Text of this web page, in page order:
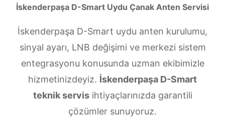
İskenderpaşa D-Smart Uydu Çanak Anten Servisi
İskenderpaşa D-Smart uydu anten kurulumu,
sinyal ayarı, LNB değişimi ve merkezi sistem
entegrasyonu konusunda uzman ekibimizle
hizmetinizdeyiz. İskenderpaşa D-Smart
teknik servisihtiyaçlarınızda garantili
çözümler sunuyoruz.